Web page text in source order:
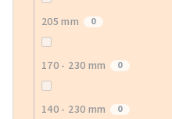
205 mm 0
170 - 230 mm 0
140 - 230 mm 0